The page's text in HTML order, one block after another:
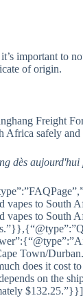
important to
of origin.
Freight
Africa safely
dès
vapes to South
vapes to South
Town/
does it cost
on the